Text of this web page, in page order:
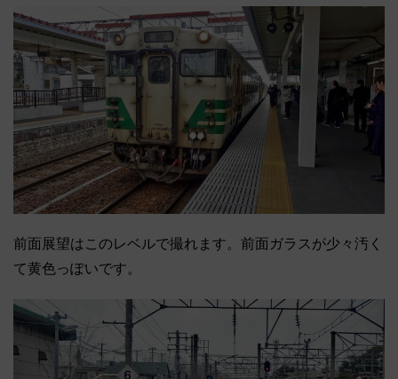
前面展望はこのレベルで撮れます。前面ガラスが少々汚く
て黄色っぽいです。